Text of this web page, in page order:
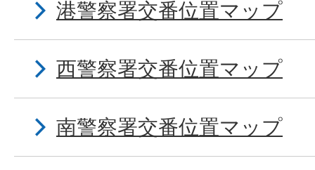
港警察署交番位置マップ
西警察署交番位置マップ
南警察署交番位置マップ